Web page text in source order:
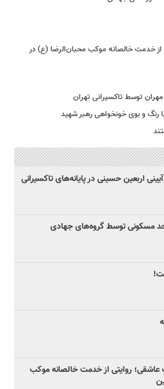
خدمت خالصانه موکب محبان‌الرضا (ع) در
مهران توسط تاکسیرانی تهران
رنگ و بوی خونخواهی رهبر شهید
اربعین حسینی در پایانه‌های تاکسیرانی
روایتی از خدمت خالصانه موکب